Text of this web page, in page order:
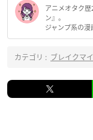
アニメオタク
ン』。
ジャンプ系の漫
カテゴリ : ブレイクマ